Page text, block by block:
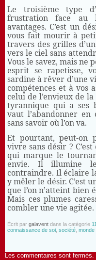
Le troisième type
frustration face au
avantages. C’est un
vous fait mourir à
travers des grilles
vers le ciel sans
Vous le savez, mais ne
esprit se rapetisse,
sardine à rêver d’une
compétences et à vos
celui de l’envieux de
tyrannique qui a ses
vaut l’abandonner
sans savoir où l’on va.
Et pourtant, peut-on
vivre sans désir ? C’est
qui marque le
envie. Il illumine
contraindre. Il éclaire
y mêler le désir. C’est
que l’on n’atteint bien
Mais ces plumes
combler une vie agitée.
Écrit par galavent dans la catégorie
connaissance de soi société monde
Les commentaires sont fermés.